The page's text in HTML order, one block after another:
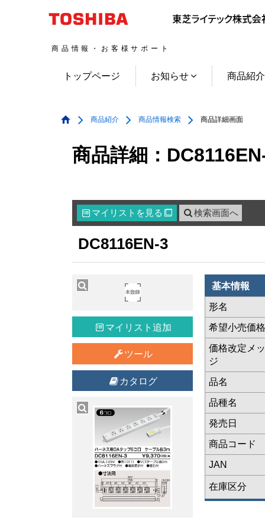
商品情報・お客様サポート
トップページ お知らせ 商品紹介
商品紹介 商品情報検索 商品詳細画面
商品詳細：
マイリスト を見る  検索画面へ
DC8116EN-3
マイリスト追加
ツール
カタログ
基本情報
形名
希望小売価格
価格改定メ
ジ
品名
品種名
発売日
商品コード
JAN
在庫区分